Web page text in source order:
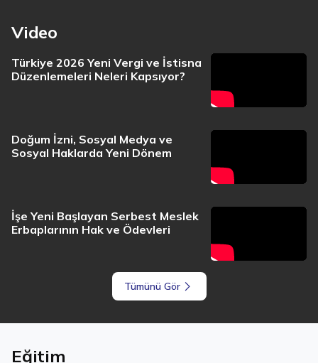
Video
Türkiye 2026 Yeni Vergi ve İstisna
Düzenlemeleri Neleri Kapsıyor?
Doğum İzni, Sosyal Medya ve
Sosyal Haklarda Yeni Dönem
İşe Yeni Başlayan Serbest Meslek
Erbaplarının Hak ve Ödevleri
Tümünü Gör
Eğitim